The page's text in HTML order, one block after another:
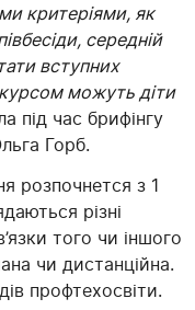
критеріями, як
середній
вступних
можуть діти
під час брифінгу
Горб.
розпочнется з 1
різні
того чи іншого
чи дистанційна.
профтехосвіти.